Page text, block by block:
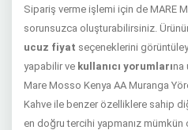
Sipariş verme işlemi için de MARE
sorunsuzca oluşturabilirsiniz.
ucuz fiyat seçeneklerini
yapabilir ve kullanıcı yorumlarına
Mare Mosso Kenya AA Muranga
Kahve ile benzer özelliklere sahip
en doğru tercihi yapmanız mümkün